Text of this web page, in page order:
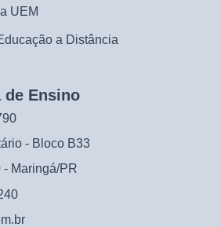
UEM
a Distância
de Ensino
- Bloco B33
Maringá/PR